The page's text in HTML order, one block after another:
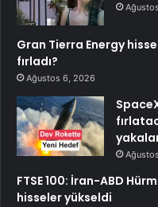
Gran Tierra Energy
fırladı?
Ağustos 6, 2026
FTSE 100: İran-ABD
hisseler yükseldi